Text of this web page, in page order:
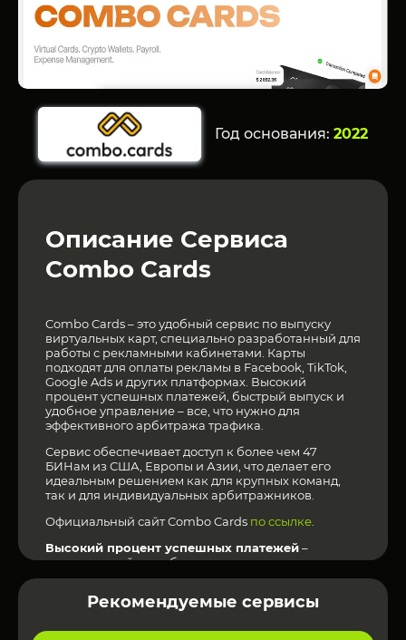
Год основания: 2022
Описание Сервиса
Combo Cards
Combo Cards – это удобный сервис по выпуску
виртуальных карт, специально разработанный для
работы с рекламными кабинетами. Карты
подходят для оплаты рекламы в Facebook, TikTok,
Google Ads и других платформах. Высокий
процент успешных платежей, быстрый выпуск и
удобное управление – все, что нужно для
эффективного арбитража трафика.
Сервис обеспечивает доступ к более чем 47
БИНам из США, Европы и Азии, что делает его
идеальным решением как для крупных команд,
так и для индивидуальных арбитражников.
Официальный сайт Combo Cards по ссылке
Высокий процент успешных платежей–
минимальный риск блокировок.
Быстрое пополнение и выпуск карт– готовность
Гибкие лимиты и мультивалютность– оплата в
Удобная панель управления– контроль расходов
Рекомендуемые сервисы